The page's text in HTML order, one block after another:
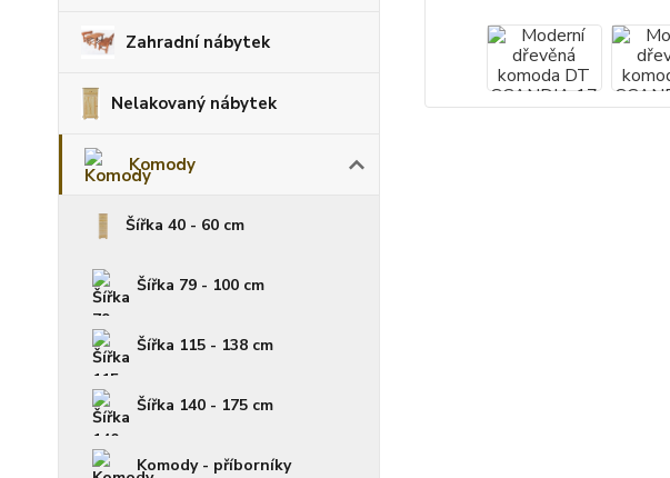
Zahradní nábytek
Nelakovaný nábytek
Komody
Šířka 40 - 60 cm
Šířka 79 - 100 cm
Šířka 115 - 138 cm
Šířka 140 - 175 cm
Komody - příborníky